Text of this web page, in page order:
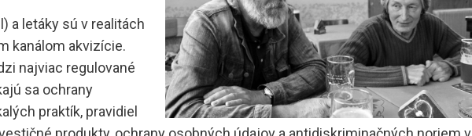
a letáky sú v realitách
kanálom akvizície.
najviac regulované
sa ochrany
praktík, pravidiel